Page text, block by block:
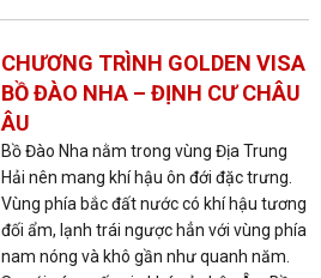
CHƯƠNG TRÌNH GOLDEN VISA
BỒ ĐÀO NHA – ĐỊNH CƯ CHÂU
ÂU
Bồ Đào Nha nằm trong vùng Địa Trung
Hải nên mang khí hậu ôn đới đặc trưng.
Vùng phía bắc đất nước có khí hậu tương
đối ẩm, lạnh trái ngược hẳn với vùng phía
nam nóng và khô gần như quanh năm.